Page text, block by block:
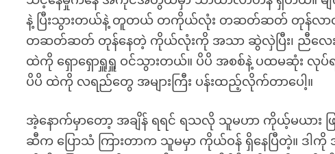
နဲ့ ပြီးသွားတယ်နဲ့ တူတယ် တကိုယ်လုံး တဆတ်ဆတ် တုန်လာတယ်
တဆတ်ဆတ် တုန်နေတဲ့ ကိုယ်လုံးကို အသာ ဆွဲလှဲပြီး၊ ညီလေး
ထဲကို ရှောရှောရှူရှူ ဝင်သွားတယ်။ ပိပိ အစစ်နဲ့ ပထမဆုံး လု
ပိပိ ထဲကို လရည်တွေ အများကြီး ပန်းထည့်လိုက်တာပေါ့။
အဲ့နောက်မှာတော့ အချိန် ရရင် ရသလို သူမဟာ ကိုယ့်မယား
ဆီက ပြောသံ ကြားတာက သူမမှာ ကိုယ်ဝန် ရှိနေပြီတဲ့။ ဒါ